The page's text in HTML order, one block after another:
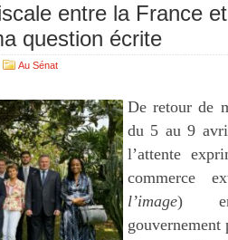
entre la France
question écrite
Au Sénat
De retour de
du 5 au 9
l’attente
commerce
l’image) en
gouvernement